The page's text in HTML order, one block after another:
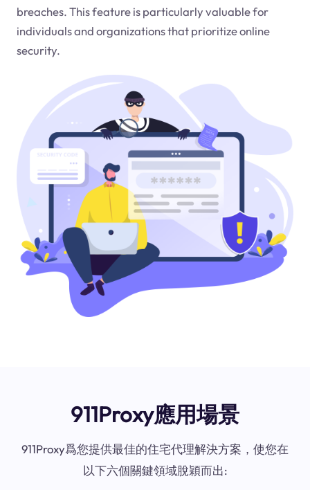
breaches. This feature is particularly valuable for
individuals and organizations that prioritize online
security.
911Proxy應用場景
911Proxy爲您提供最佳的住宅代理解決方案，使您在
以下六個關鍵領域脫穎而出: